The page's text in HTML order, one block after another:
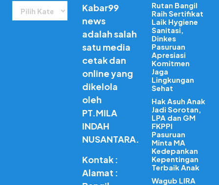
Kabar99
news
adalah salah
satu media
cetak dan
online yang
dikelola
oleh
PT.MILA
INDAH
NUSANTARA.
Kontak :
Alamat :
Rutan Bangil
Raih Sertifikat
Laik Hygiene
Sanitasi,
Dinkes
Pasuruan
Apresiasi
Komitmen
Jaga
Lingkungan
Sehat
Hak Asuh Anak
Jadi Sorotan,
LPA dan GM
FKPPI
Pasuruan
Minta MA
Kedepankan
Kepentingan
Terbaik Anak
Wagub LIRA